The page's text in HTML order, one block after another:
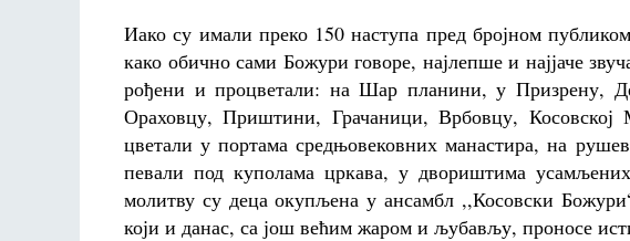
Иако су имали преко 150 наступа пред бројном
како обично сами Божури говоре, најлепше и најјаче
рођени и процветали: на Шар планини, у Призрену,
Ораховцу, Приштини, Грачаници, Врбовцу,
цветали у портама средњовековних манастира, на
певали под куполама цркава, у двориштима
молитву су деца окупљена у ансамбл ,,Косовски
који и данас, са још већим жаром и љубављу, проносе